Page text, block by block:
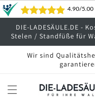
Direkt
zum
Inhalt
DIE-LADESÄULE.DE -
Stelen / Standfüße für
Wir sind